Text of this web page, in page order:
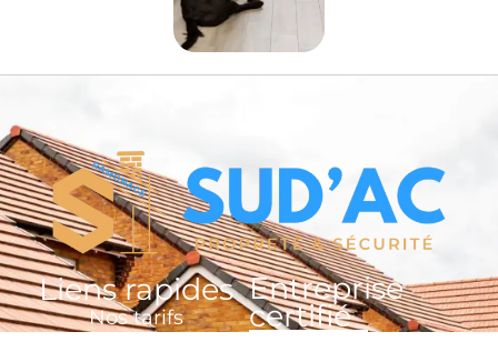
Liens rapides
Nos tarifs
Entreprise
certifié